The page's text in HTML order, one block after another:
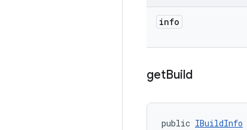
info
getBuild
public IBuildInfo